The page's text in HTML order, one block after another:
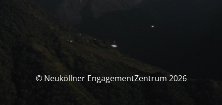
© Neuköllner EngagementZentrum 2026